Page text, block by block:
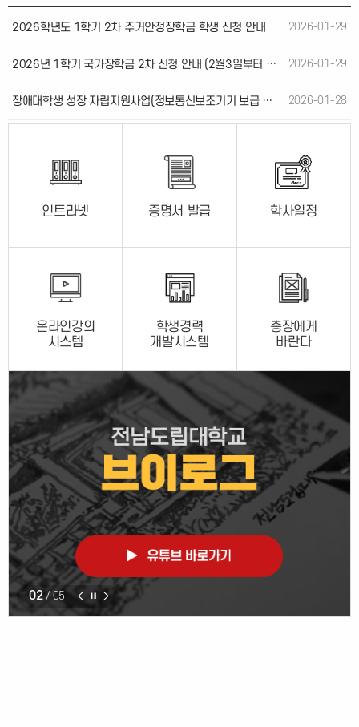
2026학년도 1학기 2차 주거안정장학금 학생 신청 안내 2026-01-29
2026년 1학기 국가장학금 2차 신청 안내 (2월3일부터 신청가능) 2026-01-29
장애대학생 성장 자립지원사업(정보통신보조기기 보급 자부담금 지원사업) 추가 안내 2026-01-28
인트라넷 증명서 발급 학사일정
온라인강의
시스템
학생경력
개발시스템
총장에게
바란다
02/ 05